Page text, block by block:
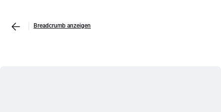
Breadcrumb anzeigen